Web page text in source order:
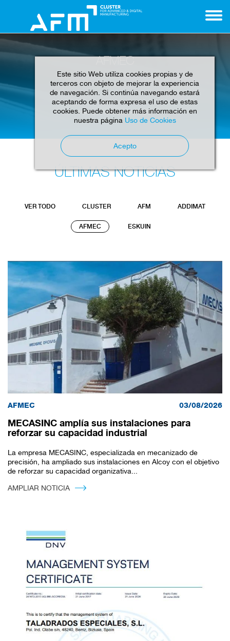
Este sitio Web utiliza cookies propias y de
terceros con objeto de mejorar la experiencia
de navegación. Si continúa navegando estará
aceptando de forma expresa el uso de estas
cookies. Puede obtener más información en
nuestra página Uso de Cookies
Acepto
AFMEC
Home Noticias AFMEC
ÚLTIMAS NOTICIAS
VER TODO CLUSTER AFM ADDIMAT
AFMEC ESKUIN
AFMEC 03/08/2026
MECASINC amplía sus instalaciones para
reforzar su capacidad industrial
La empresa MECASINC, especializada en mecanizado de
precisión, ha ampliado sus instalaciones en Alcoy con el objetivo
de reforzar su capacidad organizativa...
AMPLIAR NOTICIA